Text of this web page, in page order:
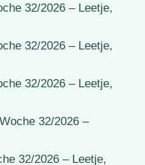
32/2026 – Leetje,
32/2026 – Leetje,
32/2026 – Leetje,
32/2026 –
32/2026 – Leetje,